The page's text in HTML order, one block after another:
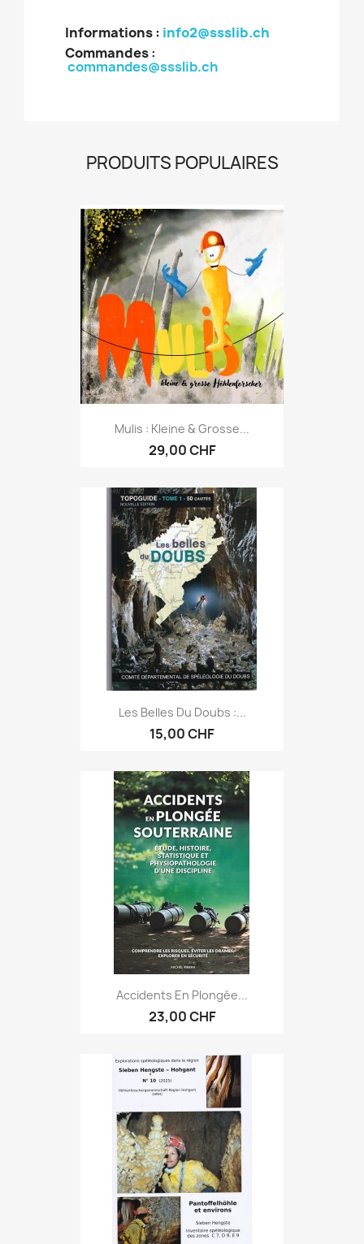
Informations : info2@ssslib.ch
Commandes:
commandes@ssslib.ch
PRODUITS POPULAIRES
Mulis : Kleine & Grosse...
29,00 CHF
Les Belles Du Doubs :...
15,00 CHF
Accidents En Plongée...
23,00 CHF